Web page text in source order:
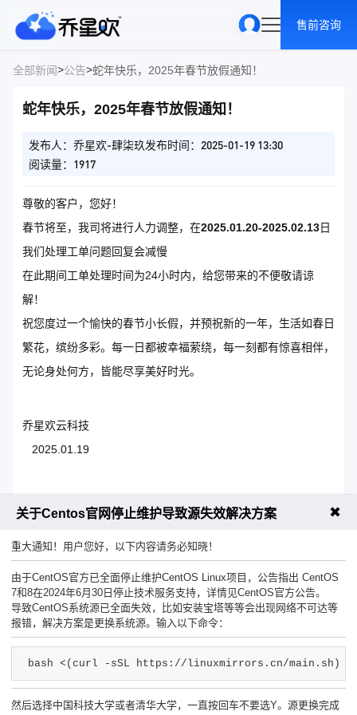
售前咨询
全部新闻>公告>蛇年快乐，2025年春节放假通知！
蛇年快乐，2025年春节放假通知！
发布人：乔星欢-肆柒玖发布时间：2025-01-19 13:30
阅读量：1917
尊敬的客户，您好！
春节将至，我司将进行人力调整，在2025.01.20-2025.02.13日
我们处理工单问题回复会减慢
在此期间工单处理时间为24小时内，给您带来的不便敬请谅
解！
祝您度过一个愉快的春节小长假，并预祝新的一年，生活如春日
繁花，缤纷多彩。每一日都被幸福萦绕，每一刻都有惊喜相伴，
无论身处何方，皆能尽享美好时光。
乔星欢云科技
2025.01.19
上一篇：香港的服务器需要备案吗?速度、稳定性怎么样?
下一篇：SSH 命令完整实用指南 | Linux SSH 服务
售前咨询热线工单联系客服
关于Centos官网停止维护导致源失效解决方案 ✖
重大通知！用户您好，以下内容请务必知晓！
由于CentOS官方已全面停止维护CentOS Linux项目，公告指出 CentOS
7和8在2024年6月30日停止技术服务支持，详情见CentOS官方公告。
导致CentOS系统源已全面失效，比如安装宝塔等等会出现网络不可达等
报错，解决方案是更换系统源。输入以下命令：
bash <(curl -sSL https://linuxmirrors.cn/main.sh)
然后选择中国科技大学或者清华大学，一直按回车不要选Y。源更换完成